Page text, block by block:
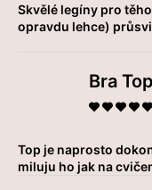
Skvělé legíny pro
opravdu lehce)
Bra
Top je naprosto
miluju ho jak na